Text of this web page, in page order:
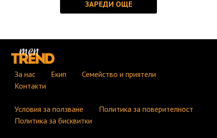
За нас Екип
Семейство и приятели
Контакти
Условия за ползване
Политика за поверителност
Политика за бисквитки